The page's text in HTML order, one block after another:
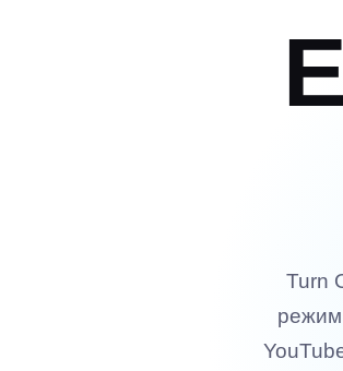
Turn
режим